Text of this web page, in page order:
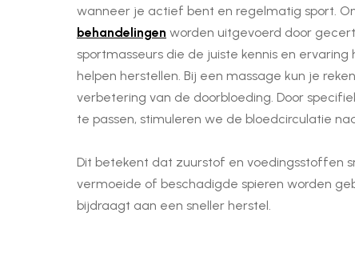
wanneer je actief bent en regelmatig sport.
behandelingen worden uitgevoerd door
sportmasseurs die de juiste kennis en ervaring
helpen herstellen. Bij een massage kun je
verbetering van de doorbloeding. Door
te passen, stimuleren we de bloedcirculatie
Dit betekent dat zuurstof en voedingsstoffen
vermoeide of beschadigde spieren worden
bijdraagt aan een sneller herstel.